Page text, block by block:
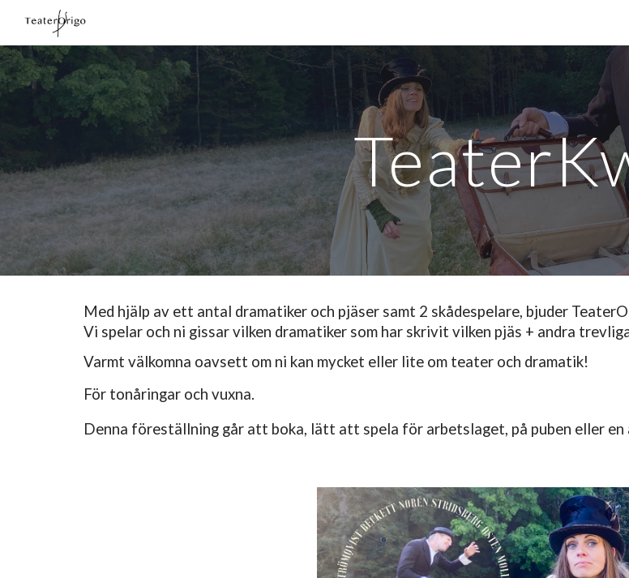
Med hjälp av ett antal dramatiker och pjäser samt 2 skådespelare, bjuder
Vi spelar och ni gissar vilken dramatiker som har skrivit vilken pjäs + andra
Varmt välkomna oavsett om ni kan mycket eller lite om teater och dramatik!
För tonåringar och vuxna.
Denna föreställning går att boka, lätt att spela för arbetslaget, på puben eller